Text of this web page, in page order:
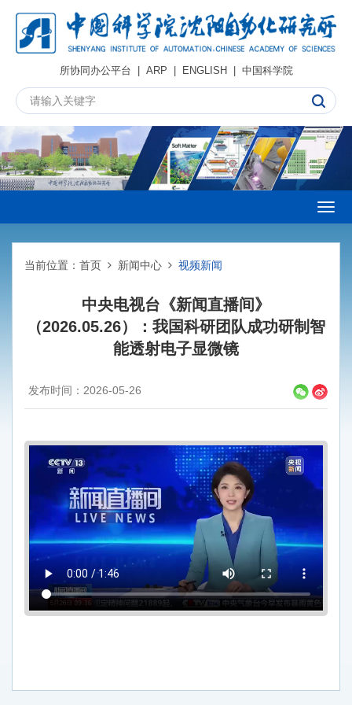
所协同办公平台 | ARP | ENGLISH| 中国科学院
当前位置： 首页 新闻中心 视频新闻
中央电视台《新闻直播间》
（2026.05.26）：我国科研团队成功研制智
能透射电子显微镜
发布时间：2026-05-26